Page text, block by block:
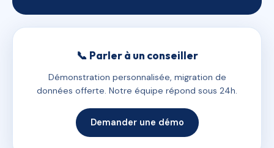
📞 Parler à un conseiller
Démonstration personnalisée, migration de
données offerte. Notre équipe répond sous 24h.
Demander une démo